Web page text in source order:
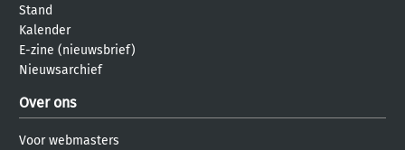
Stand
Kalender
E-zine (nieuwsbrief)
Nieuwsarchief
Over ons
Voor webmasters